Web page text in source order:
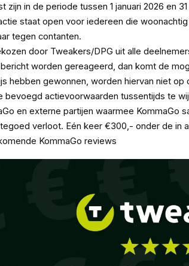
zijn in de periode tussen 1 januari 2026 en
staat open voor iedereen die
tegen contanten.
door Tweakers/DPG uit alle
worden gereageerd, dan komt de
hebben gewonnen, worden hiervan niet
bevoegd actievoorwaarden tussentijds te
en externe partijen waarmee KommaGo
verloot. Eén keer €300,- onder de in
KommaGo reviews